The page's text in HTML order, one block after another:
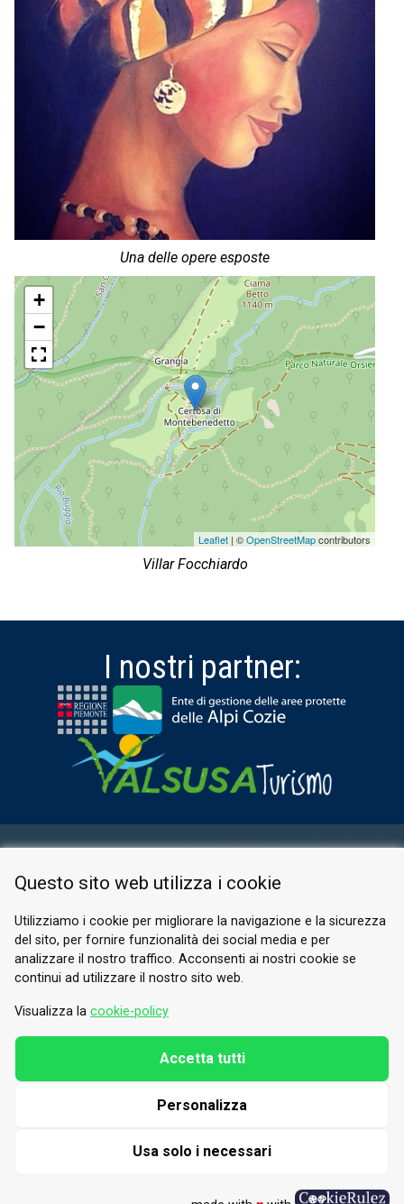
Una delle opere esposte
+
−
Leaflet | ©OpenStreetMapcontributors
Villar Focchiardo
I nostri partner:
PRIVACY POLICY
© 2026 Valle di Susa
Tesori di Arte e Cultura Alpina
Tel.
E-mail.info@vallesusa-tesori.it
Questo sito web utilizza i cookie
Utilizziamo i cookie per migliorare la navigazione e la sicurezza
del sito, per fornire funzionalità dei social media e per
analizzare il nostro traffico. Acconsenti ai nostri cookie se
continui ad utilizzare il nostro sito web.
Visualizza la cookie-policy
Usa solo i necessari
Personalizza
Accetta tutti